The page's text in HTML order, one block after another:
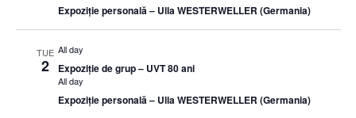
Expoziție personală – Ulla WESTERWELLER (Germania)
TUE
2
All day
Expoziție de grup – UVT 80 ani
All day
Expoziție personală – Ulla WESTERWELLER (Germania)